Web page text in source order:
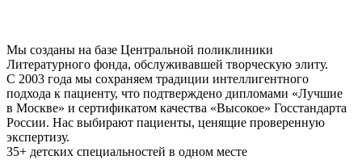
Мы созданы на базе Центральной поликлиники
Литературного фонда, обслуживавшей творческую элиту.
С 2003 года мы сохраняем традиции интеллигентного
подхода к пациенту, что подтверждено дипломами «Лучшие
в Москве» и сертификатом качества «Высокое» Госстандарта
России. Нас выбирают пациенты, ценящие проверенную
экспертизу.
35+ детских специальностей в одном месте